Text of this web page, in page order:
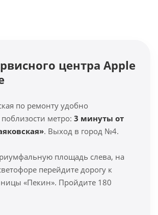
центра Apple
по ремонту удобно
метро: 3 минуты от
. Выход в город №4.
площадь слева, на
перейдите дорогу к
«Пекин». Пройдите 180